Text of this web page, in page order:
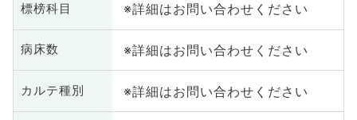
標榜科目 ※詳細はお問い合わせください
病床数 ※詳細はお問い合わせください
カルテ種別 ※詳細はお問い合わせください